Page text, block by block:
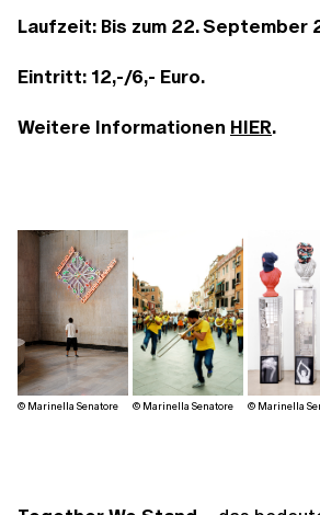
Laufzeit: Bis zum 22. September
Eintritt: 12,-/6,- Euro.
Weitere Informationen HIER.
© Marinella Senatore © Marinella Senatore © Marinella